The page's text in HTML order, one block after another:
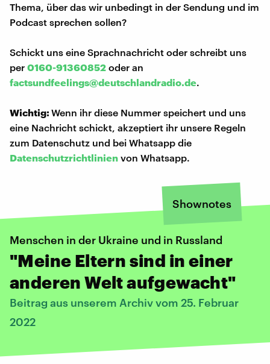
Thema, über das wir unbedingt in der Sendung und im
Podcast sprechen sollen?
Schickt uns eine Sprachnachricht oder schreibt uns
per 0160-91360852 oder an
factsundfeelings@deutschlandradio.de.
Wichtig:Wenn ihr diese Nummer speichert und uns
eine Nachricht schickt, akzeptiert ihr unsere Regeln
zum Datenschutz und bei Whatsapp die
Datenschutzrichtlinien von Whatsapp.
Shownotes
Menschen in der Ukraine und in Russland
"Meine Eltern sind in einer
anderen Welt aufgewacht"
Beitrag aus unserem Archiv vom 25. Februar
2022